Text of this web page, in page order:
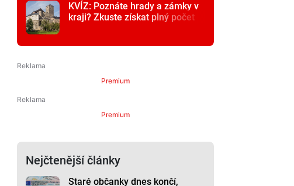
KVÍZ: Poznáte hrady a zámky v
kraji? Zkuste získat plný počet
Premium
Premium
Nejčtenější články
Staré občanky dnes končí,